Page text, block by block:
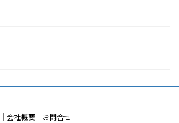
｜ 会社概要 ｜ お問合せ ｜